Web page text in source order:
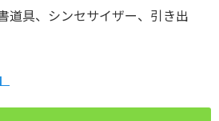
道具、シンセサイザー、引き出